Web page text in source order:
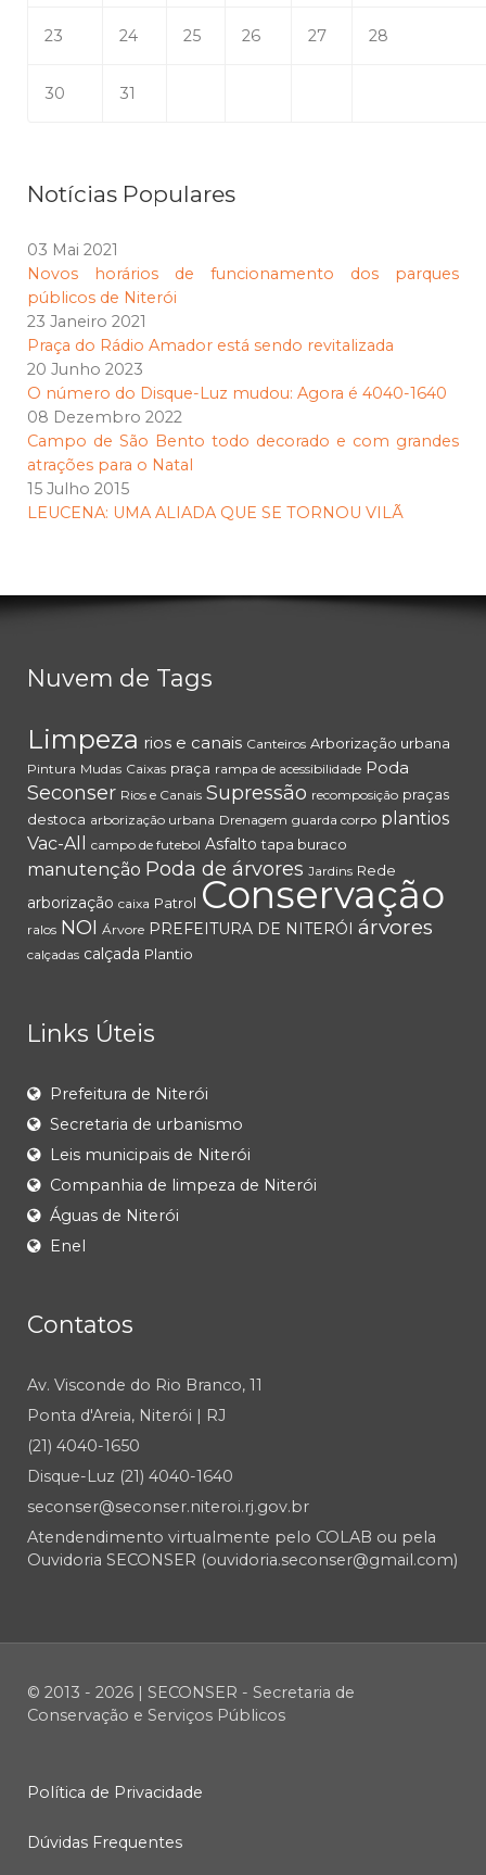
23 24 25 26 27 28
30 31
Notícias Populares
03 Mai 2021
Novos horários de funcionamento dos parques
públicos de Niterói
23 Janeiro 2021
Praça do Rádio Amador está sendo revitalizada
20 Junho 2023
O número do Disque-Luz mudou: Agora é 4040-1640
08 Dezembro 2022
Campo de São Bento todo decorado e com grandes
atrações para o Natal
15 Julho 2015
LEUCENA: UMA ALIADA QUE SE TORNOU VILÃ
Nuvem de Tags
Limpeza rios e canais Canteiros Arborização urbana
Pintura Mudas Caixas praça rampa de acessibilidade Poda
Seconser Rios e Canais Supressão recomposição praças
destoca arborização urbana Drenagem guarda corpo plantios
Vac-All
campo de futebol Asfalto tapa buraco
manutenção Poda de árvores Jardins Rede
arborização caixa Patrol Conservação
ralos NOI Árvore PREFEITURA DE NITERÓI árvores
calçadas calçada Plantio
Links Úteis
Prefeitura de Niterói
Secretaria de urbanismo
Leis municipais de Niterói
Companhia de limpeza de Niterói
Águas de Niterói
Enel
Contatos
Av. Visconde do Rio Branco, 11
Ponta d'Areia, Niterói | RJ
(21) 4040-1650
Disque-Luz (21) 4040-1640
seconser@seconser.niteroi.rj.gov.br
Atendendimento virtualmente pelo COLAB ou pela
Ouvidoria SECONSER (ouvidoria.seconser@gmail.com)
© 2013 - 2026 | SECONSER - Secretaria de
Conservação e Serviços Públicos
Política de Privacidade
Dúvidas Frequentes